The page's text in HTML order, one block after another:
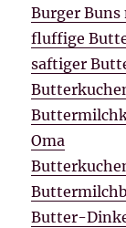
Burger
fluffige
saftiger
Oma
Butter-